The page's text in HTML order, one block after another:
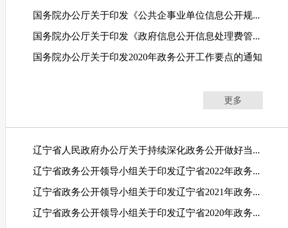
国务院办公厅关于印发《公共企事业单位信息公开规...
国务院办公厅关于印发《政府信息公开信息处理费管...
国务院办公厅关于印发2020年政务公开工作要点的通知
更多
辽宁省人民政府办公厅关于持续深化政务公开做好当...
辽宁省政务公开领导小组关于印发辽宁省2022年政务...
辽宁省政务公开领导小组关于印发辽宁省2021年政务...
辽宁省政务公开领导小组关于印发辽宁省2020年政务...